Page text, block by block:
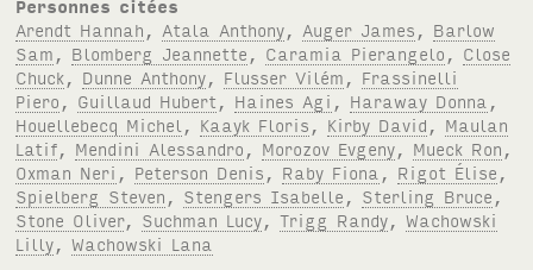
Personnes citées
Arendt Hannah
Atala Anthony Auger James
Barlow
Sam
Blomberg Jeannette Caramia Pierangelo
Close
Chuck
Dunne Anthony Flusser Vilém
Frassinelli
Piero
Guillaud Hubert Haines Agi Haraway Donna
Houellebecq Michel
Kaayk Floris Kirby David
Maulan
Latif
Mendini Alessandro Morozov Evgeny Mueck Ron
Oxman Neri
Peterson Denis Raby Fiona Rigot Élise
Spielberg Steven
Stengers Isabelle Sterling Bruce
Stone Oliver, Suchman Lucy ,Trigg Randy ,Wachowski
Lilly ,Wachowski Lana